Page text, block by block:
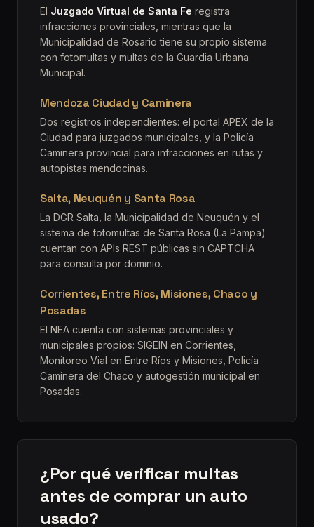
El Juzgado Virtual de Santa Fe registra
infracciones provinciales, mientras que la
Municipalidad de Rosario tiene su propio sistema
con fotomultas y multas de la Guardia Urbana
Municipal.
Mendoza Ciudad y Caminera
Dos registros independientes: el portal APEX de la
Ciudad para juzgados municipales, y la Policía
Caminera provincial para infracciones en rutas y
autopistas mendocinas.
Salta, Neuquén y Santa Rosa
La DGR Salta, la Municipalidad de Neuquén y el
sistema de fotomultas de Santa Rosa (La Pampa)
cuentan con APIs REST públicas sin CAPTCHA
para consulta por dominio.
Corrientes, Entre Ríos, Misiones, Chaco y
Posadas
El NEA cuenta con sistemas provinciales y
municipales propios: SIGEIN en Corrientes,
Monitoreo Vial en Entre Ríos y Misiones, Policía
Caminera del Chaco y autogestión municipal en
Posadas.
¿Por qué verificar multas
antes de comprar un auto
usado?